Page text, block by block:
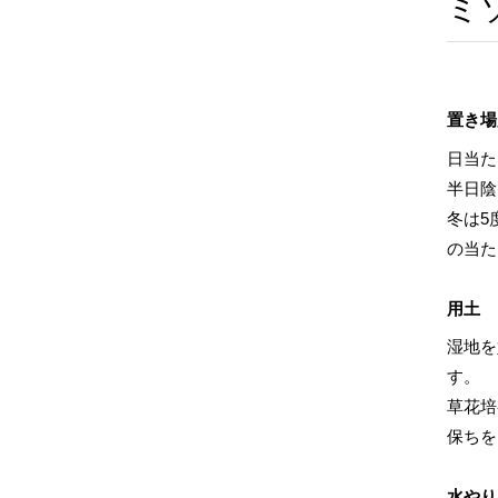
ミ
置き
日当
半日
冬は5
の当
用土
湿地
す。
草花
保ち